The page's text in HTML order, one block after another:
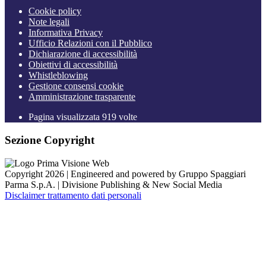
Cookie policy
Note legali
Informativa Privacy
Ufficio Relazioni con il Pubblico
Dichiarazione di accessibilità
Obiettivi di accessibilità
Whistleblowing
Gestione consensi cookie
Amministrazione trasparente
Pagina visualizzata 919 volte
Sezione Copyright
Copyright 2026 | Engineered and powered by Gruppo Spaggiari
Parma S.p.A. | Divisione Publishing & New Social Media
Disclaimer trattamento dati personali